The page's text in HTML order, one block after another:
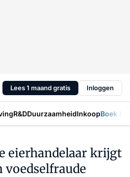
Lees 1 maand gratis Inloggen
R&DDuurzaamheidInkoopBoek
eierhandelaar krijgt
voedselfraude